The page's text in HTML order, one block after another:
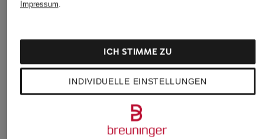
Impressum.
INDIVIDUELLE EINSTELLUNGEN
ICH STIMME ZU